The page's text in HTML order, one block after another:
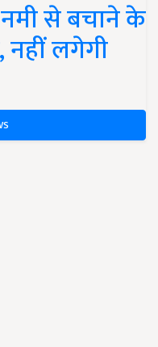
से बचाने के
लगेगी